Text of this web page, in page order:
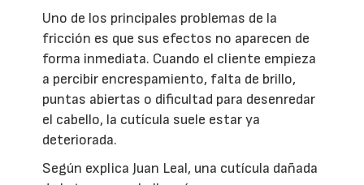
Uno de los principales problemas de la
fricción es que sus efectos no aparecen de
forma inmediata. Cuando el cliente empieza
a percibir encrespamiento, falta de brillo,
puntas abiertas o dificultad para desenredar
el cabello, la cutícula suele estar ya
deteriorada.
Según explica Juan Leal, una cutícula dañada